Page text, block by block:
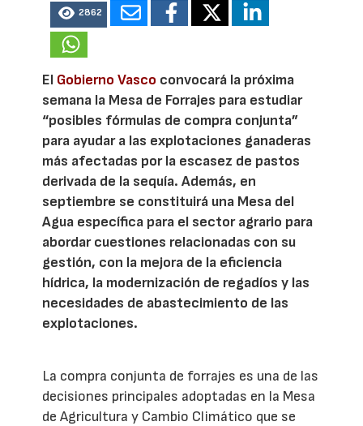
2862
El Gobierno Vasco convocará la próxima
semana la Mesa de Forrajes para estudiar
“posibles fórmulas de compra conjunta”
para ayudar a las explotaciones ganaderas
más afectadas por la escasez de pastos
derivada de la sequía. Además, en
septiembre se constituirá una Mesa del
Agua específica para el sector agrario para
abordar cuestiones relacionadas con su
gestión, con la mejora de la eficiencia
hídrica, la modernización de regadíos y las
necesidades de abastecimiento de las
explotaciones.
La compra conjunta de forrajes es una de las
decisiones principales adoptadas en la Mesa
de Agricultura y Cambio Climático que se